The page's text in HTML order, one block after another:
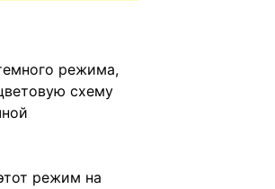
режима,
схему
режим на